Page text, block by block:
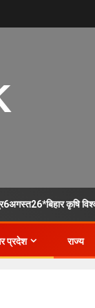
कृषि
प्रदेश राज्य